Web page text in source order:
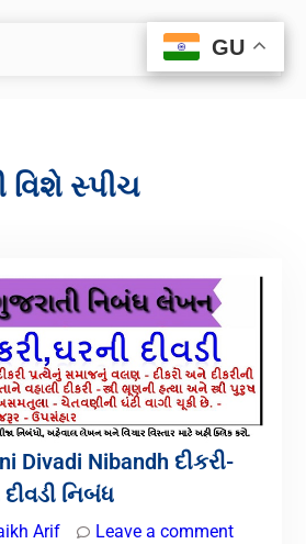
વિશે સ્પીચ
Divadi Nibandh દીકરી-
નિબંધ
Arif
Leave a comment
GU
GU